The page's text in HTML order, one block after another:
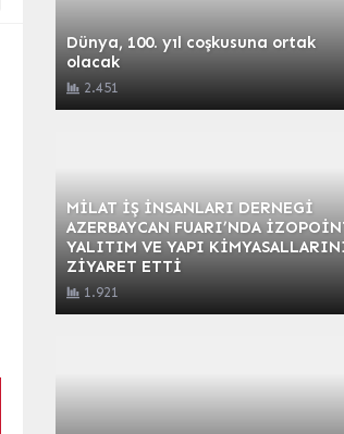
Dünya, 100. yıl coşkusuna ortak
olacak
2.451
MİLAT İŞ İNSANLARI DERNEGİ
AZERBAYCAN FUARI’NDA
YALITIM VE YAPI
ZİYARET ETTİ
1.921